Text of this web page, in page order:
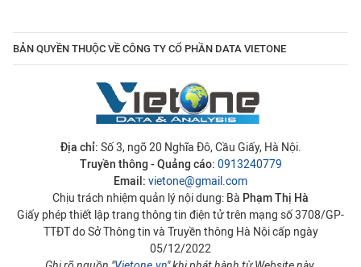
BẢN QUYỀN THUỘC VỀ CÔNG TY CỔ PHẦN DATA VIETONE
Địa chỉ: Số 3, ngõ 20 Nghĩa Đô, Cầu Giấy, Hà Nội.
Truyền thông - Quảng cáo: 0913240779
Email: vietone@gmail.com
Chịu trách nhiệm quản lý nội dung: Bà Phạm Thị Hà
Giấy phép thiết lập trang thông tin điện tử trên mạng số 3708/GP-
TTĐT do Sở Thông tin và Truyền thông Hà Nội cấp ngày
05/12/2022